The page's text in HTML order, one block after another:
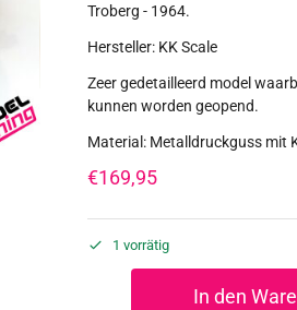
Troberg - 1964.
Hersteller: KK Scale
Zeer gedetailleerd model
kunnen worden geopend.
Material: Metalldruckguss mit
€169,95
1 vorrätig
In den